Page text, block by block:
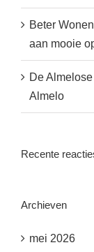
Beter
aan mooie
De
Almelo
Recente
Archieven
mei 2026